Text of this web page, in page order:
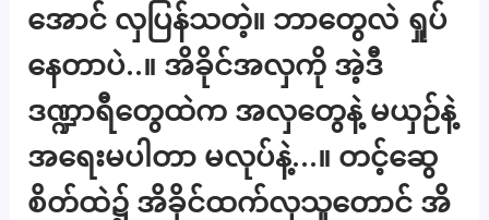
အောင် လှပြန်သတဲ့။ ဘာတွေလဲ ရှုပ်
နေတာပဲ..။ အိခိုင်အလှကို အဲ့ဒီ
ဒဏ္ဍာရီတွေထဲက အလှတွေနဲ့ မယှဉ်နဲ့
အရေးမပါတာ မလုပ်နဲ့…။ တင့်ဆွေ
စိတ်ထဲ၌ အိခိုင်ထက်လှသူတောင် အိ